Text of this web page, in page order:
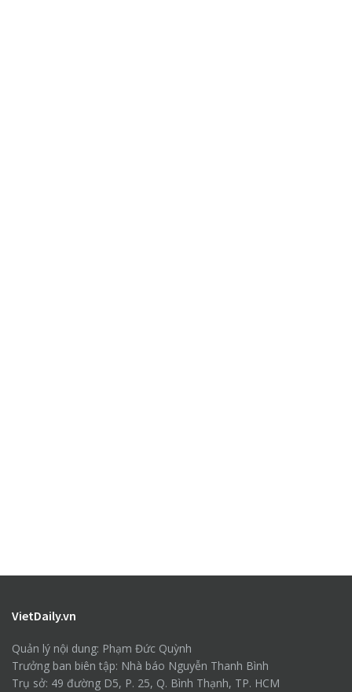
VietDaily.vn
Quản lý nội dung: Phạm Đức Quỳnh
Trưởng ban biên tập: Nhà báo Nguyễn Thanh Bình
Trụ sở: 49 đường D5, P. 25, Q. Bình Thạnh, TP. HCM